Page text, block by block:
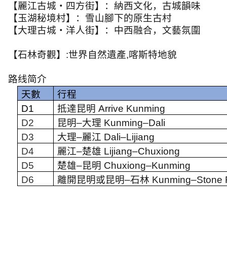
【麗江古城・四方街】：納西文化，古城韻味
【玉湖秘境村】：雪山腳下的原生古村
【大理古城・洋人街】：中西融合，文藝氛圍
【石林奇觀】 :世界自然遺產,喀斯特地貌
路线简介
天數
行程
D1
抵達昆明 Arrive Kunming
D2
昆明–大理 Kunming–Dali
D3
大理–麗江 Dali–Lijiang
D4
麗江–楚雄 Lijiang–Chuxiong
D5
楚雄–昆明 Chuxiong–Kunming
D6
離開昆明或昆明–石林 Kunming–Stone